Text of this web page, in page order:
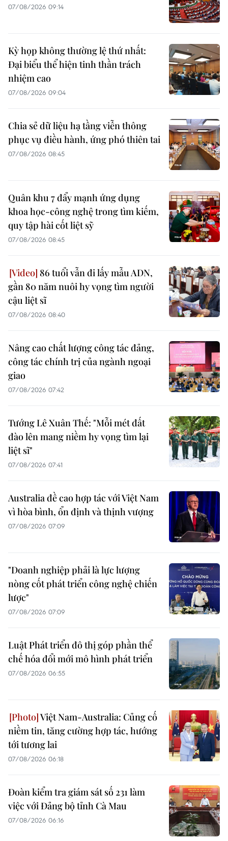
07/08/2026 09:14
Kỳ họp không thường lệ thứ nhất:
Đại biểu thể hiện tinh thần trách
nhiệm cao
07/08/2026 09:04
Chia sẻ dữ liệu hạ tầng viễn thông
phục vụ điều hành, ứng phó thiên tai
07/08/2026 08:45
Quân khu 7 đẩy mạnh ứng dụng
khoa học-công nghệ trong tìm kiếm,
quy tập hài cốt liệt sỹ
07/08/2026 08:45
86 tuổi vẫn đi lấy mẫu ADN,
gần 80 năm nuôi hy vọng tìm người
cậu liệt sĩ
07/08/2026 08:40
Nâng cao chất lượng công tác đảng,
công tác chính trị của ngành ngoại
giao
07/08/2026 07:42
Tướng Lê Xuân Thế: "Mỗi mét đất
đào lên mang niềm hy vọng tìm lại
liệt sĩ"
07/08/2026 07:41
Australia đề cao hợp tác với Việt Nam
vì hòa bình, ổn định và thịnh vượng
07/08/2026 07:09
"Doanh nghiệp phải là lực lượng
nòng cốt phát triển công nghệ chiến
lược"
07/08/2026 07:09
Luật Phát triển đô thị góp phần thể
chế hóa đổi mới mô hình phát triển
07/08/2026 06:55
Việt Nam-Australia: Củng cố
niềm tin, tăng cường hợp tác, hướng
tới tương lai
07/08/2026 06:18
Đoàn kiểm tra giám sát số 231 làm
việc với Đảng bộ tỉnh Cà Mau
07/08/2026 06:16